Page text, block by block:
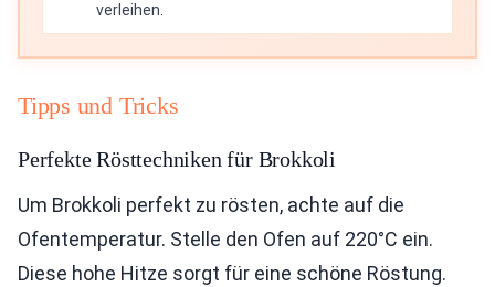
verleihen.
Tipps und Tricks
Perfekte Rösttechniken für Brokkoli
Um Brokkoli perfekt zu rösten, achte auf die
Ofentemperatur. Stelle den Ofen auf 220°C ein.
Diese hohe Hitze sorgt für eine schöne Röstung.